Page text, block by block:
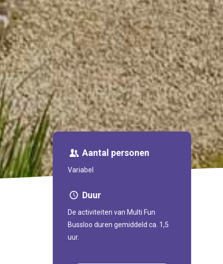
Aantal personen
Variabel
Duur
De activiteiten van Multi Fun
Bussloo duren gemiddeld ca. 1,5
uur.